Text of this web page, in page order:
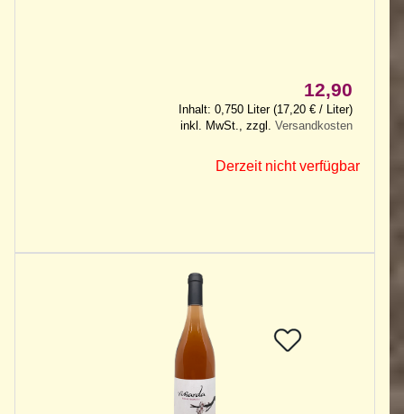
12,90
Inhalt: 0,750 Liter (17,20 € / Liter)
inkl. MwSt., zzgl.Versandkosten
Derzeit nicht verfügbar